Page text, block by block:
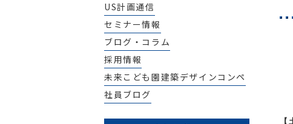
US計画通信
セミナー情報
ブログ・コラム
採用情報
未来こども園建築デザインコンペ
社員ブログ